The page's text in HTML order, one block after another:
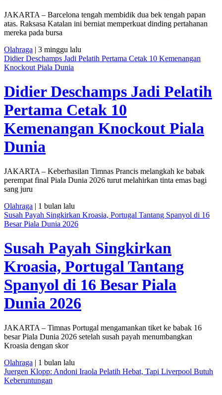
JAKARTA – Barcelona tengah membidik dua bek tengah papan
atas. Raksasa Katalan ini berniat memperkuat dinding pertahanan
mereka pada bursa
Olahraga | 3 minggu lalu
Didier Deschamps Jadi Pelatih Pertama Cetak 10 Kemenangan
Knockout Piala Dunia
Didier Deschamps Jadi Pelatih
Pertama Cetak 10
Kemenangan Knockout Piala
Dunia
JAKARTA – Keberhasilan Timnas Prancis melangkah ke babak
perempat final Piala Dunia 2026 turut melahirkan tinta emas bagi
sang juru
Olahraga | 1 bulan lalu
Susah Payah Singkirkan Kroasia, Portugal Tantang Spanyol di 16
Besar Piala Dunia 2026
Susah Payah Singkirkan
Kroasia, Portugal Tantang
Spanyol di 16 Besar Piala
Dunia 2026
JAKARTA – Timnas Portugal mengamankan tiket ke babak 16
besar Piala Dunia 2026 setelah susah payah menumbangkan
Kroasia dengan skor
Olahraga | 1 bulan lalu
Juergen Klopp: Andoni Iraola Pelatih Hebat, Tapi Liverpool Butuh
Keberuntungan